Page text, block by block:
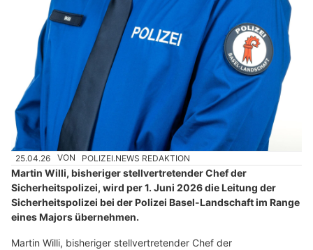
25.04.26 VON POLIZEI.NEWS REDAKTION
Martin Willi, bisheriger stellvertretender Chef der
Sicherheitspolizei, wird per 1. Juni 2026 die Leitung der
Sicherheitspolizei bei der Polizei Basel-Landschaft im Range
eines Majors übernehmen.
Martin Willi, bisheriger stellvertretender Chef der